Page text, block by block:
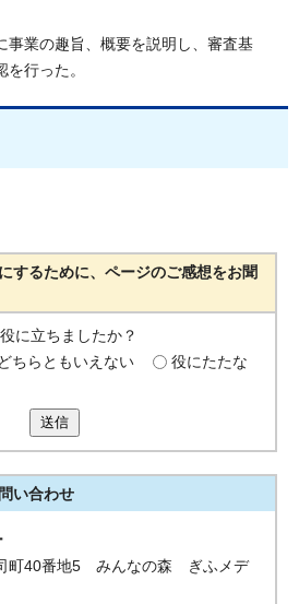
事業の趣旨、概要を説明し、審査基
行った。
するために、ページのご感想をお聞
に立ちましたか？
どちらともいえない
役にたたな
送信
い合わせ
町40番地5 みんなの森 ぎふメデ